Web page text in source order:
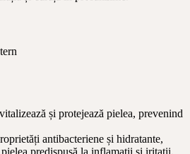
și protejează pielea, prevenind
antibacteriene și hidratante,